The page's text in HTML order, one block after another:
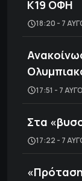
Κ19 ΟΦΗ
18:20 - 7
17:51 - 7
Στα
17:22 - 7